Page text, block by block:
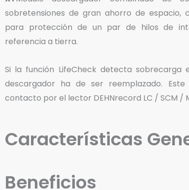
sobretensiones de gran ahorro de espacio,
para protección de un par de hilos de
referencia a tierra.
Si la función LifeCheck detecta
descargador ha de ser reemplazado.
contacto por el lector DEHNrecord LC / SCM /
Características
Beneficios